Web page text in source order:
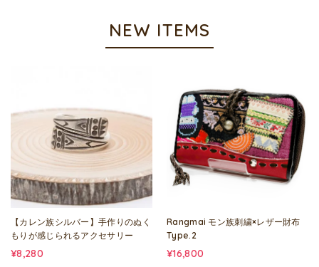
NEW ITEMS
【カレン族シルバー】手作りのぬく
もりが感じられるアクセサリー
¥8,280
Rangmai モン族刺繍×レザー財布
Type.2
¥16,800